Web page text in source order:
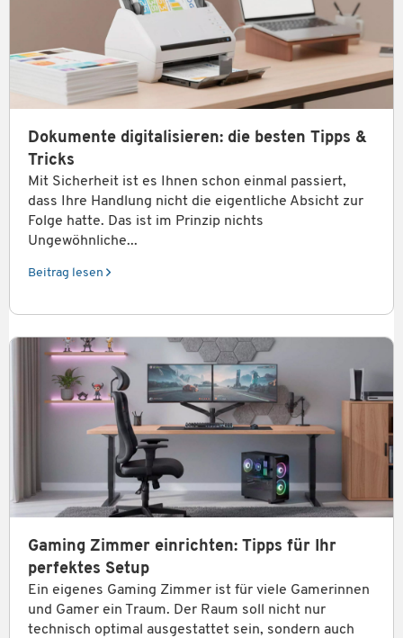
Dokumente digitalisieren: die besten Tipps &
Tricks
Mit Sicherheit ist es Ihnen schon einmal passiert,
dass Ihre Handlung nicht die eigentliche Absicht zur
Folge hatte. Das ist im Prinzip nichts
Ungewöhnliche...
Beitrag lesen
Gaming Zimmer einrichten: Tipps für Ihr
perfektes Setup
Ein eigenes Gaming Zimmer ist für viele Gamerinnen
und Gamer ein Traum. Der Raum soll nicht nur
technisch optimal ausgestattet sein, sondern auch